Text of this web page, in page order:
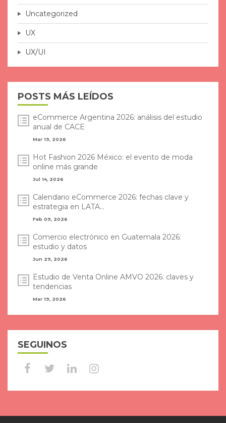
Uncategorized
UX
UX/UI
POSTS MÁS LEÍDOS
eCommerce Argentina 2026: análisis del estudio
anual de CACE
Mar 19, 2026
Hot Fashion 2026 México: el evento de moda
online más grande
Jul 14, 2026
Calendario eCommerce 2026: fechas clave y
estrategia en LATA...
Feb 09, 2026
Comercio electrónico en Guatemala 2026:
estudio y datos
Jun 29, 2026
Estudio de Venta Online AMVO 2026: claves y
tendencias
Mar 19, 2026
SEGUINOS